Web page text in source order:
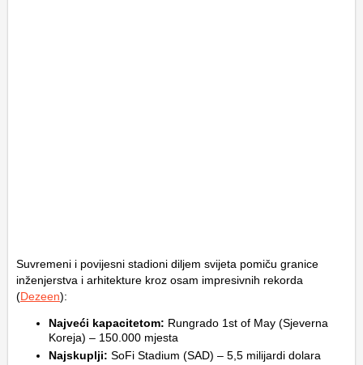
Suvremeni i povijesni stadioni diljem svijeta pomiču granice
inženjerstva i arhitekture kroz osam impresivnih rekorda
(Dezeen):
Najveći kapacitetom: Rungrado 1st of May (Sjeverna
Koreja) – 150.000 mjesta
Najskuplji: SoFi Stadium (SAD) – 5,5 milijardi dolara